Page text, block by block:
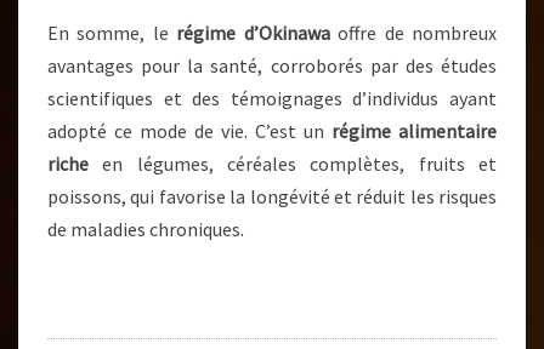
En somme, le régime d’Okinawaoffre de nombreux
avantages pour la santé, corroborés par des études
scientifiques et des témoignages d’individus ayant
adopté ce mode de vie. C’est un régime alimentaire
riche en légumes, céréales complètes, fruits et
poissons, qui favorise la longévité et réduit les risques
de maladies chroniques.